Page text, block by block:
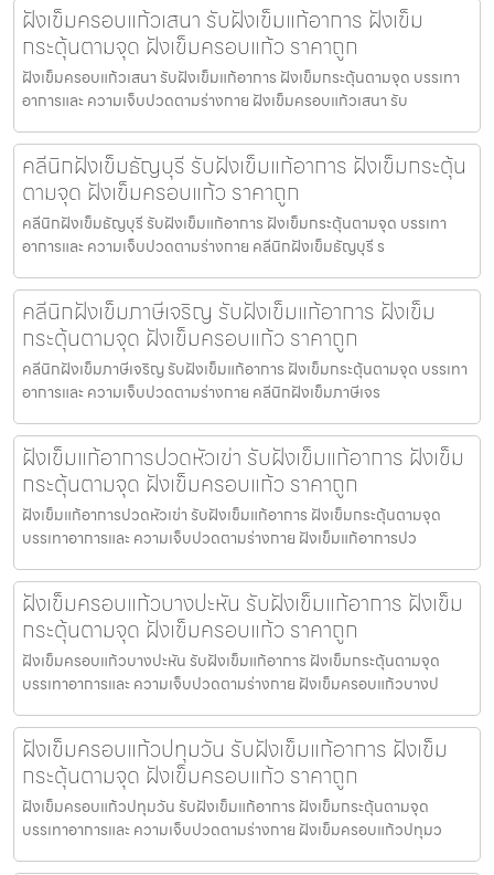
ฝังเข็มครอบแก้วเสนา รับฝังเข็มแก้อาการ ฝังเข็ม
กระตุ้นตามจุด ฝังเข็มครอบแก้ว ราคาถูก
ฝังเข็มครอบแก้วเสนา รับฝังเข็มแก้อาการ ฝังเข็มกระตุ้นตามจุด บรรเทา
อาการและ ความเจ็บปวดตามร่างกาย ฝังเข็มครอบแก้วเสนา รับ
คลีนิกฝังเข็มธัญบุรี รับฝังเข็มแก้อาการ ฝังเข็มกระตุ้น
ตามจุด ฝังเข็มครอบแก้ว ราคาถูก
คลีนิกฝังเข็มธัญบุรี รับฝังเข็มแก้อาการ ฝังเข็มกระตุ้นตามจุด บรรเทา
อาการและ ความเจ็บปวดตามร่างกาย คลีนิกฝังเข็มธัญบุรี ร
คลีนิกฝังเข็มภาษีเจริญ รับฝังเข็มแก้อาการ ฝังเข็ม
กระตุ้นตามจุด ฝังเข็มครอบแก้ว ราคาถูก
คลีนิกฝังเข็มภาษีเจริญ รับฝังเข็มแก้อาการ ฝังเข็มกระตุ้นตามจุด บรรเทา
อาการและ ความเจ็บปวดตามร่างกาย คลีนิกฝังเข็มภาษีเจร
ฝังเข็มแก้อาการปวดหัวเข่า รับฝังเข็มแก้อาการ ฝังเข็ม
กระตุ้นตามจุด ฝังเข็มครอบแก้ว ราคาถูก
ฝังเข็มแก้อาการปวดหัวเข่า รับฝังเข็มแก้อาการ ฝังเข็มกระตุ้นตามจุด
บรรเทาอาการและ ความเจ็บปวดตามร่างกาย ฝังเข็มแก้อาการปว
ฝังเข็มครอบแก้วบางปะหัน รับฝังเข็มแก้อาการ ฝังเข็ม
กระตุ้นตามจุด ฝังเข็มครอบแก้ว ราคาถูก
ฝังเข็มครอบแก้วบางปะหัน รับฝังเข็มแก้อาการ ฝังเข็มกระตุ้นตามจุด
บรรเทาอาการและ ความเจ็บปวดตามร่างกาย ฝังเข็มครอบแก้วบางป
ฝังเข็มครอบแก้วปทุมวัน รับฝังเข็มแก้อาการ ฝังเข็ม
กระตุ้นตามจุด ฝังเข็มครอบแก้ว ราคาถูก
ฝังเข็มครอบแก้วปทุมวัน รับฝังเข็มแก้อาการ ฝังเข็มกระตุ้นตามจุด
บรรเทาอาการและ ความเจ็บปวดตามร่างกาย ฝังเข็มครอบแก้วปทุมว